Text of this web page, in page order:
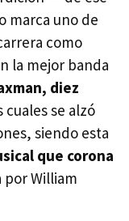
marca uno de
como
la mejor banda
diez
se alzó
siendo esta
que corona
por William